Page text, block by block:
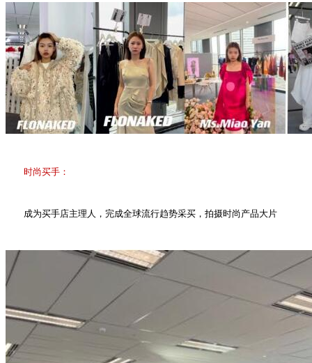
时尚买手：
成为买手店主理人，完成全球流行趋势采买，拍摄时尚产品大片